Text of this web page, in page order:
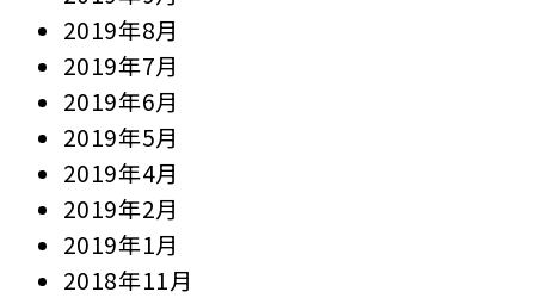
2019年8月
2019年7月
2019年6月
2019年5月
2019年4月
2019年2月
2019年1月
2018年11月